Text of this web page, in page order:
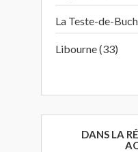
La Teste-de-
Libourne (33)
DANS LA